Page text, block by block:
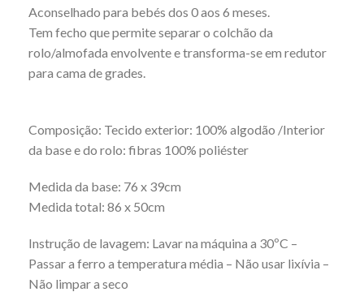
Aconselhado para bebés dos 0 aos 6 meses.
Tem fecho que permite separar o colchão da
rolo/almofada envolvente e transforma-se em redutor
para cama de grades.
Composição: Tecido exterior: 100% algodão /Interior
da base e do rolo: fibras 100% poliéster
Medida da base: 76 x 39cm
Medida total: 86 x 50cm
Instrução de lavagem: Lavar na máquina a 30ºC –
Passar a ferro a temperatura média – Não usar lixívia –
Não limpar a seco